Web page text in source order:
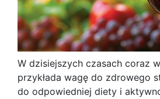
W dzisiejszych czasach coraz
przykłada wagę do zdrowego
do odpowiedniej diety i